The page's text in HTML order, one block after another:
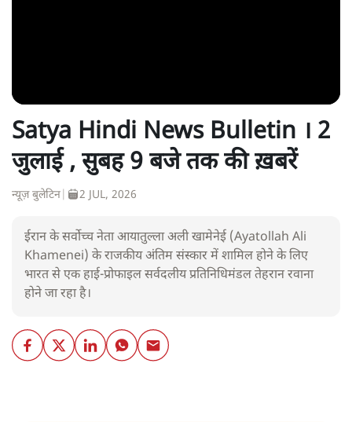
Satya Hindi News Bulletin । 2
जुलाई , सुबह 9 बजे तक की ख़बरें
न्यूज़ बुलेटिन 2 JUL, 2026
ईरान के सर्वोच्च नेता आयातुल्ला अली खामेनेई (Ayatollah Ali
Khamenei) के राजकीय अंतिम संस्कार में शामिल होने के लिए
भारत से एक हाई-प्रोफाइल सर्वदलीय प्रतिनिधिमंडल तेहरान रवाना
होने जा रहा है।